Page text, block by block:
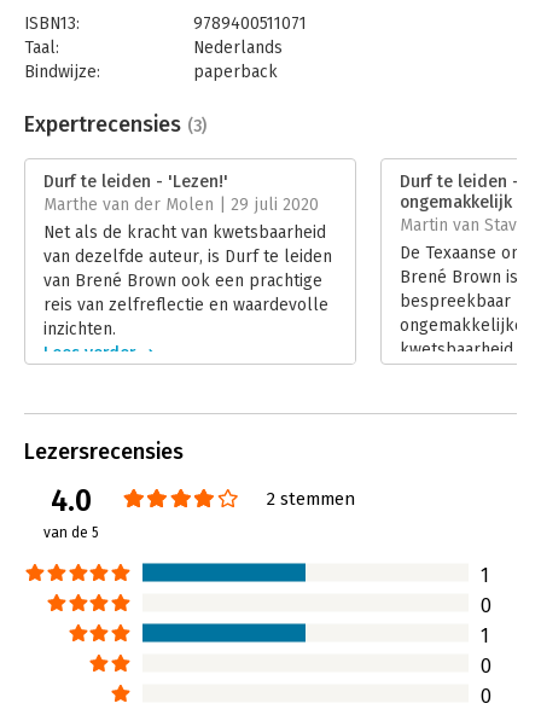
ISBN13:
9789400511071
Taal:
Nederlands
Bindwijze:
paperback
Uitgever:
AW Bruna
Verschijningsdatum:
Hoofdrubriek: Leiderschap
Expertrecensies (3)
Durf te leiden - 'Lezen!'
Marthe van der Molen | 29 juli 2020
Net als de kracht van kwetsbaarheid
van dezelfde auteur, is Durf te leiden
van Brené Brown ook een prachtige
reis van zelfreflectie en waardevolle
inzichten.
Lees verder
Durf te leiden -
ongemakkelijk
Martin van
De Texaanse
Brené Brown is
bespreekbaar
ongemakkelijke
kwetsbaarheid
Lezersrecensies
4.0
van de 5
2 stemmen
1
0
1
0
0